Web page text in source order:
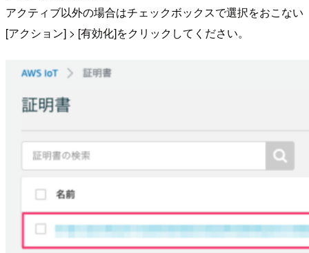
アクティブ以外の場合はチェックボックスで選択をおこない
[アクション] > [有効化]をクリックしてください。